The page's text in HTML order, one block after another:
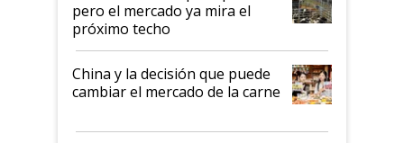
pero el mercado ya mira el
próximo techo
China y la decisión que puede
cambiar el mercado de la carne